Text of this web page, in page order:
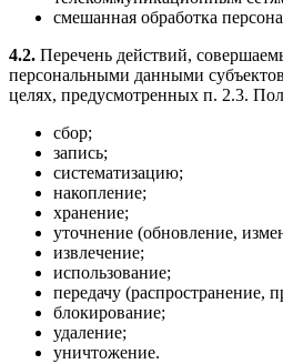
смешанная обработка
4.2. Перечень действий,
персональными данными
целях, предусмотренных п. 2.3.
сбор;
запись;
систематизацию;
накопление;
хранение;
уточнение (обновление,
извлечение;
использование;
передачу (распространение,
блокирование;
удаление;
уничтожение.